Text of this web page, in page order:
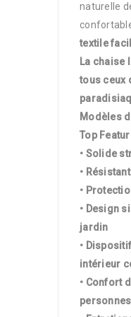
naturelle
textile
La chaise
tous ceux
Modèles
Top
• Solide
•
•
• Design
jardin
•
intérieur
• Confort
personnes